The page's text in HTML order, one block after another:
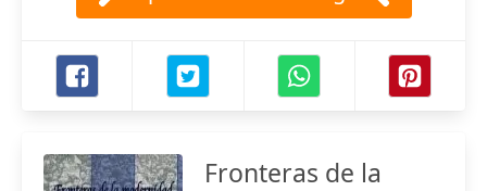
Fronteras de la